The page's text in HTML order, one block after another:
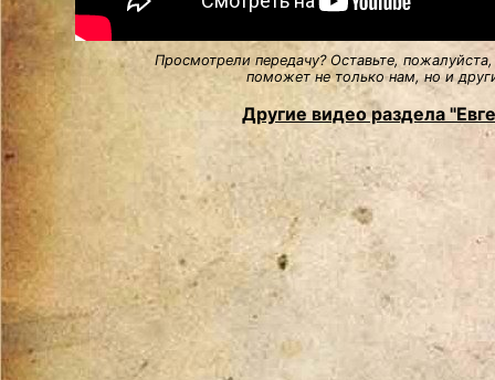
Просмотрели передачу? Оставьте,
поможет не только нам, но и
Другие видео раздела